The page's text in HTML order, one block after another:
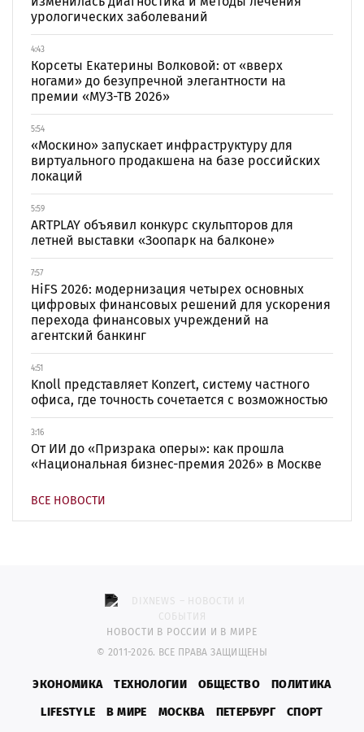
урологических заболеваний
4:43
Корсеты Екатерины Волковой: от «вверх
ногами» до безупречной элегантности на
премии «МУЗ-ТВ 2026»
5:54
«Москино» запускает инфраструктуру для
виртуального продакшена на базе российских
локаций
5:59
ARTPLAY объявил конкурс скульпторов для
летней выставки «Зоопарк на балконе»
7:57
HiFS 2026: модернизация четырех основных
цифровых финансовых решений для ускорения
перехода финансовых учреждений на
агентский банкинг
4:51
Knoll представляет Konzert, систему частного
офиса, где точность сочетается с возможностью
3:16
От ИИ до «Призрака оперы»: как прошла
«Национальная бизнес-премия 2026» в Москве
ВСЕ НОВОСТИ
НОВОСТИ В РОССИИ И В МИРЕ
© 2011-2026. ВСЕ ПРАВА ЗАЩИЩЕНЫ
ЭКОНОМИКА ТЕХНОЛОГИИ ОБЩЕСТВО
ПОЛИТИКА
LIFESTYLE
В МИРЕ МОСКВА ПЕТЕРБУРГ СПОРТ